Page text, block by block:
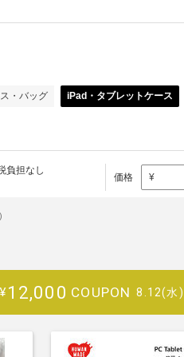
・バッグ iPad・タブレットケース
負担なし
価格 ¥
¥12,000 COUPON 8.12(水)